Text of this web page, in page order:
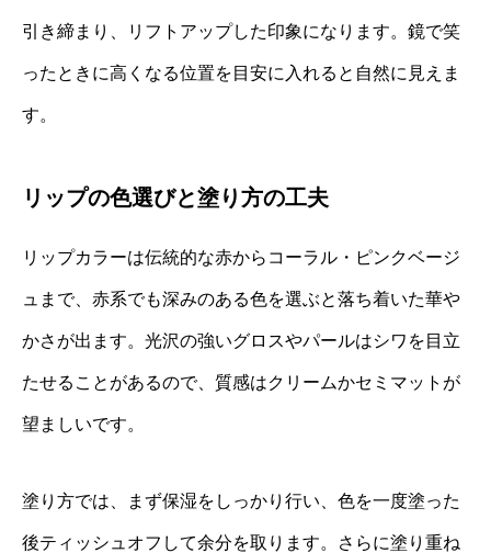
引き締まり、リフトアップした印象になります。鏡で笑
ったときに高くなる位置を目安に入れると自然に見えま
す。
リップの色選びと塗り方の工夫
リップカラーは伝統的な赤からコーラル・ピンクベージ
ュまで、赤系でも深みのある色を選ぶと落ち着いた華や
かさが出ます。光沢の強いグロスやパールはシワを目立
たせることがあるので、質感はクリームかセミマットが
望ましいです。
塗り方では、まず保湿をしっかり行い、色を一度塗った
後ティッシュオフして余分を取ります。さらに塗り重ね